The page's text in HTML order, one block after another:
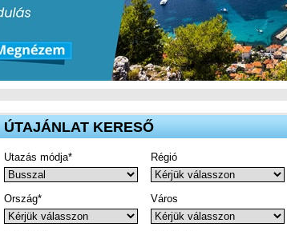
ÚTAJÁNLAT KERESŐ
Utazás módja* Régió
Ország* Város